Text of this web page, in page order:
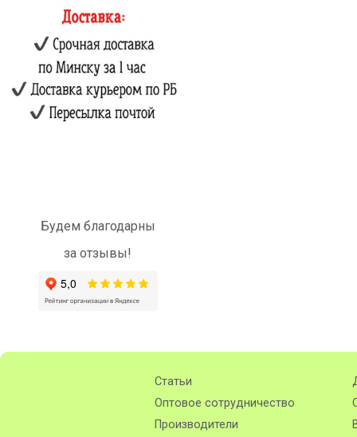
Будем благодарны
за отзывы!
Статьи
Оптовое сотрудничество
Производители